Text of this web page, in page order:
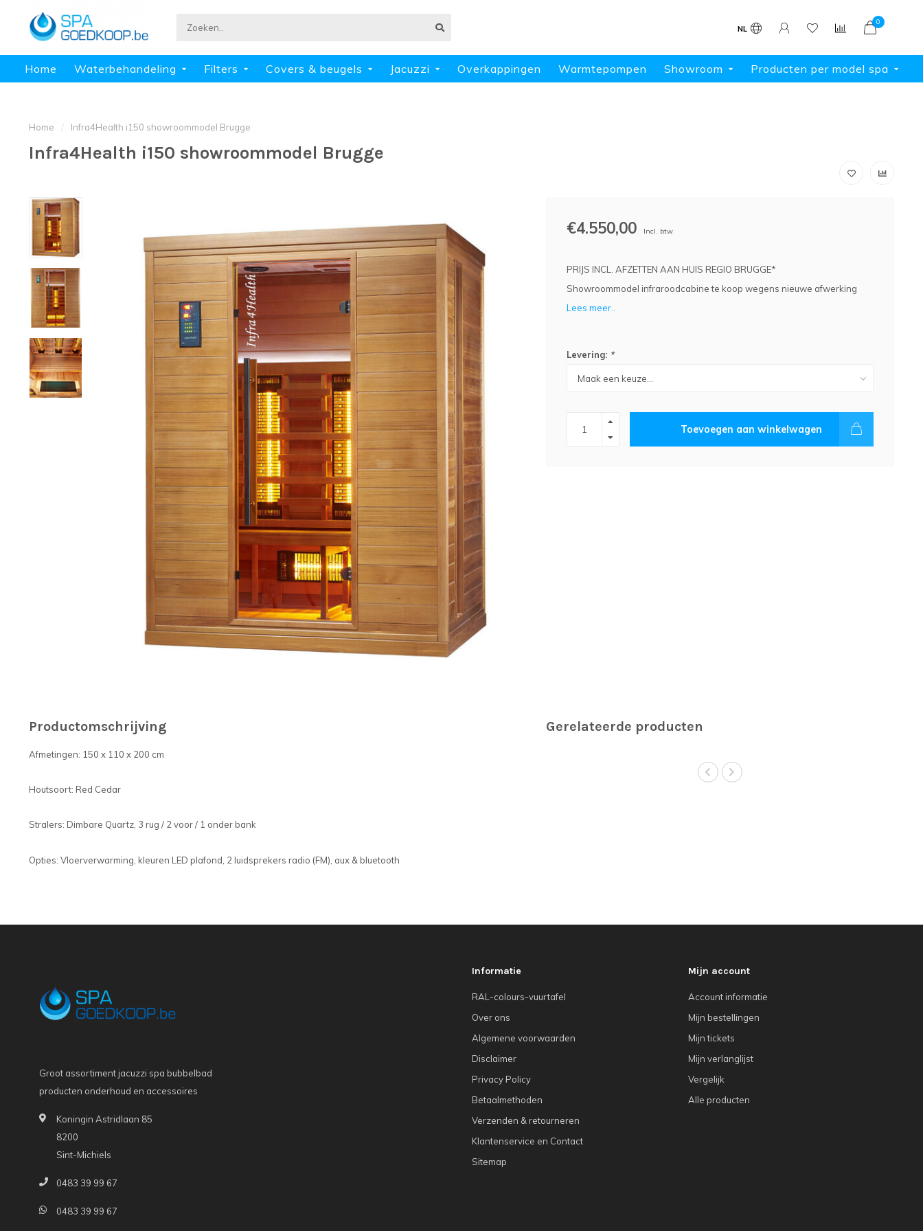
NL
0
Home Waterbehandeling Filters Covers & beugels Jacuzzi Overkappingen Warmtepompen Showroom Producten per model spa
Home / Infra4Health i150 showroommodel Brugge
Infra4Health i150 showroommodel Brugge
€4.550,00 Incl. btw
PRIJS INCL. AFZETTEN AAN HUIS REGIO BRUGGE*
Showroommodel infraroodcabine te koop wegens nieuwe afwerking
Lees meer..
Levering: *
Toevoegen aan winkelwagen
Productomschrijving
Afmetingen: 150 x 110 x 200 cm
Houtsoort: Red Cedar
Stralers: Dimbare Quartz, 3 rug / 2 voor / 1 onder bank
Opties: Vloerverwarming, kleuren LED plafond, 2 luidsprekers radio (FM), aux & bluetooth
Gerelateerde producten
Groot assortiment jacuzzi spa bubbelbad
producten onderhoud en accessoires
Koningin Astridlaan 85
8200
Sint-Michiels
0483 39 99 67
0483 39 99 67
Informatie
RAL-colours-vuurtafel
Over ons
Algemene voorwaarden
Disclaimer
Privacy Policy
Betaalmethoden
Verzenden & retourneren
Klantenservice en Contact
Sitemap
Mijn account
Account informatie
Mijn bestellingen
Mijn tickets
Mijn verlanglijst
Vergelijk
Alle producten